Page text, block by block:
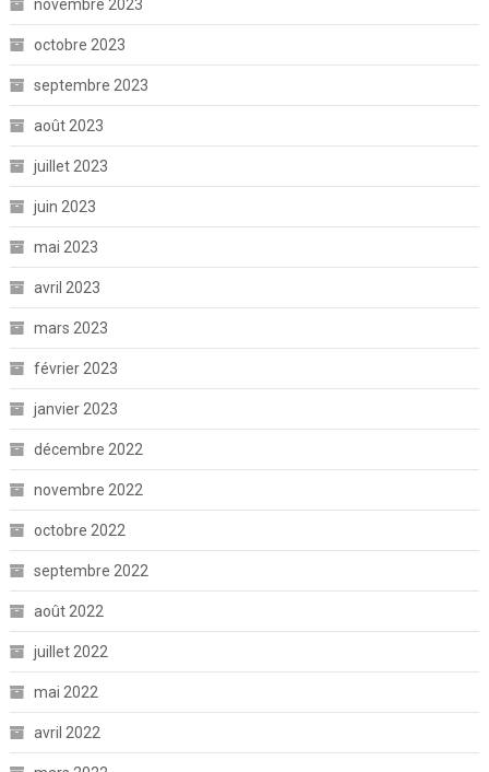
novembre 2023
octobre 2023
septembre 2023
août 2023
juillet 2023
juin 2023
mai 2023
avril 2023
mars 2023
février 2023
janvier 2023
décembre 2022
novembre 2022
octobre 2022
septembre 2022
août 2022
juillet 2022
mai 2022
avril 2022